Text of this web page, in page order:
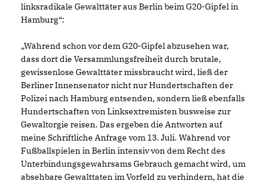
linksradikale Gewalttäter aus Berlin beim G20-Gipfel in
Hamburg“:
Während schon vor dem G20-Gipfel abzusehen war,
dass dort die Versammlungsfreiheit durch brutale,
gewissenlose Gewalttäter missbraucht wird, ließ der
Berliner Innensenator nicht nur Hundertschaften der
Polizei nach Hamburg entsenden, sondern ließ ebenfalls
Hundertschaften von Linksextremisten busweise zur
Gewaltorgie reisen. Das ergeben die Antworten auf
meine Schriftliche Anfrage vom 13. Juli. Während vor
Fußballspielen in Berlin intensiv von dem Recht des
Unterbindungsgewahrsams Gebrauch gemacht wird, um
absehbare Gewalttaten im Vorfeld zu verhindern, hat die